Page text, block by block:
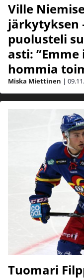
Ville
järkytyksen
puolusteli
asti:
hommia
Miska Miettinen |
Tuomari